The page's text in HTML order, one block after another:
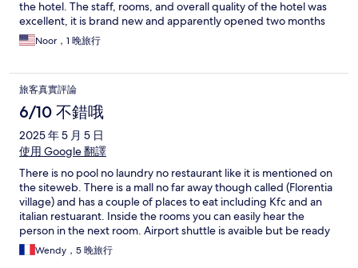
the hotel. The staff, rooms, and overall quality of the hotel was
excellent, it is brand new and apparently opened two months
ago. Everyone was extremely friendly and helpful. The next
morning, they had a delicious complimentary breakfast and had
shanghai again I will definitely stay here!
Noor，1 晚旅行
旅客真實評論
6/10 不錯哦
2025 年 5 月 5 日
使用 Google 翻譯
There is no pool no laundry no restaurant like it is mentioned on
the siteweb. There is a mall no far away though called (Florentia
village) and has a couple of places to eat including Kfc and an
italian restuarant. Inside the rooms you can easily hear the
person in the next room. Airport shuttle is avaible but be ready
to wait about 90 minutes in between the pickups and its in T2
gate 25 its a red bus. The hotel is very big and is 14 minutes from
Wendy，5 晚旅行